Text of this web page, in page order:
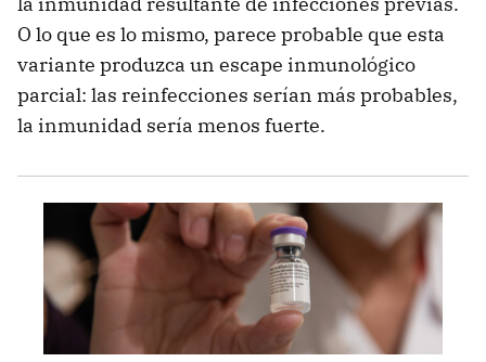
O lo que es lo mismo, parece probable que esta
variante produzca un escape inmunológico
parcial: las reinfecciones serían más probables,
la inmunidad sería menos fuerte.